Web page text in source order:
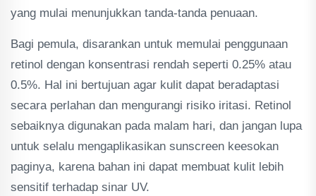
yang mulai menunjukkan tanda-tanda penuaan.
Bagi pemula, disarankan untuk memulai penggunaan
retinol dengan konsentrasi rendah seperti 0.25% atau
0.5%. Hal ini bertujuan agar kulit dapat beradaptasi
secara perlahan dan mengurangi risiko iritasi. Retinol
sebaiknya digunakan pada malam hari, dan jangan lupa
untuk selalu mengaplikasikan sunscreen keesokan
paginya, karena bahan ini dapat membuat kulit lebih
sensitif terhadap sinar UV.